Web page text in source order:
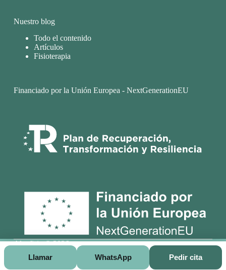
Nuestro blog
Todo el contenido
Artículos
Fisioterapia
Financiado por la Unión Europea - NextGenerationEU
Alcofisio © 2026
Llamar
WhatsApp Pedir cita